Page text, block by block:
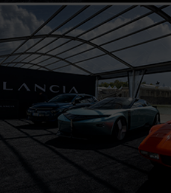
4 5 6
10 11 12 13
17 18 19 20
25 26 27
31 1 2